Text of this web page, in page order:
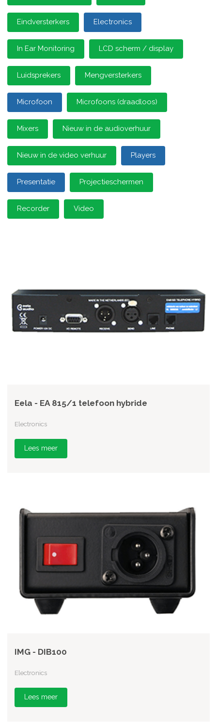
Eindversterkers Electronics
In Ear Monitoring LCD scherm / display
Luidsprekers Mengversterkers
Microfoon Microfoons (draadloos)
Mixers Nieuw in de audioverhuur
Nieuw in de video verhuur Players
Presentatie Projectieschermen
Recorder Video
Eela - EA 815/1 telefoon hybride
Electronics
Lees meer
IMG - DIB100
Electronics
Lees meer